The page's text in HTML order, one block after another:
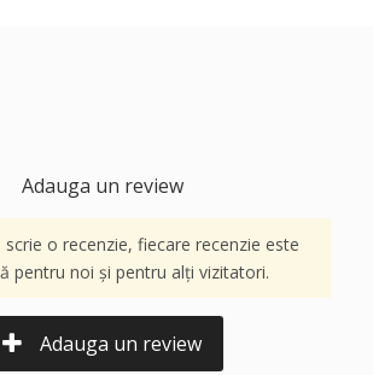
Adauga un review
scrie o recenzie, fiecare recenzie este
pentru noi și pentru alți vizitatori.
Adauga un review